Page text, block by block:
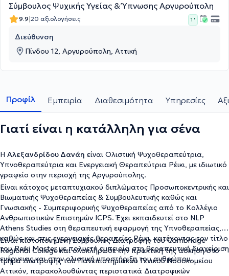
Σύμβουλος Ψυχικής Υγείας & Ύπνωσης Αργυρούπολη
9.9|20 αξιολογήσεις 1 '
Διεύθυνση
Πίνδου 12, Αργυρούπολη, Αττική
Προφίλ Εμπειρία Διαθεσιμότητα Υπηρεσίες
Γιατί είναι η κατάλληλη για σένα
Η Αλεξανδρίδου Δανάη είναι Ολιστική Ψυχοθεραπεύτρια,
Υπνοθεραπεύτρια και Ενεργειακή Θεραπεύτρια Ρέικι, με ιδιωτικό
γραφείο στην περιοχή της Αργυρούπολης.
Είναι κάτοχος μεταπτυχιακού διπλώματος Προσωποκεντρικής και
Βιωματικής Ψυχοθεραπείας & Συμβουλευτικής καθώς και
Γνωσιακής - Συμπεριφορικής Ψυχοθεραπείας από το Κολλέγιο
Ανθρωπιστικών Επιστημών ICPS. Έχει εκπαιδευτεί στο NLP
Athens Studies στη θεραπευτική εφαρμογή της Υπνοθεραπείας,
καθώς και στις ενεργειακές θεραπείες Ρέικι, κατέχοντας τον τίτλο
του Reiki Master με πολυετή εμπειρία στη θεραπευτική διαχείριση
ενέργειας και στην ολιστική υποστήριξη του ανθρώπου.
Είναι πιστοποιημένη Σύμβουλος Διατροφής του Cambridge
Regional College και ολοκλήρωσε την πρακτική της άσκηση στο
τμήμα Διατροφής του Πανεπιστημιακού Γενικού Νοσοκομείου
Αττικόν, παρακολουθώντας περιστατικά Διατροφικών